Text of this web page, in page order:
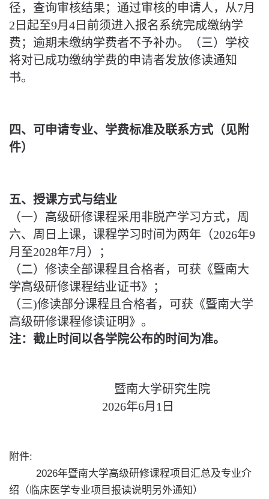
径，查询审核结果； 通过审核的申请人，从7月
2日起至9月4日前须进入报名系统完成缴纳学
费；逾期未缴纳学费者不予补办。（三）学校
将对已成功缴纳学费的申请者发放修读通知
书。
四、可申请专业、学费标准及联系方式（见附
件）
五、授课方式与结业
（一）高级研修课程采用非脱产学习方式，周
六、周日上课，课程学习时间为两年（2026年9
月至2028年7月）；
（二）修读全部课程且合格者，可获《暨南大
学高级研修课程结业证书》；
（三)修读部分课程且合格者，可获《暨南大学
高级研修课程修读证明》。
注：截止时间以各学院公布的时间为准。
暨南大学研究生院
2026年6月1日
附件:
2026年暨南大学高级研修课程项目汇总及专业介
绍（临床医学专业项目报读说明另外通知）